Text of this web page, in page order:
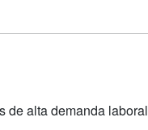
de alta demanda laboral